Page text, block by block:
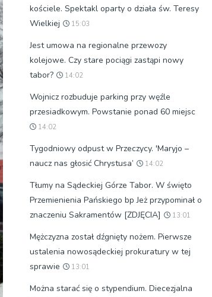
kościele. Spektakl oparty o działa św. Teresy
Wielkiej
15:03
Jest umowa na regionalne przewozy
kolejowe. Czy stare pociągi zastąpi nowy
tabor?
14:02
Wojnicz rozbuduje parking przy węźle
przesiadkowym. Powstanie ponad 60 miejsc
14:02
Tygodniowy odpust w Przeczycy. 'Maryjo –
naucz nas głosić Chrystusa’
14:02
Tłumy na Sądeckiej Górze Tabor. W święto
Przemienienia Pańskiego bp Jeż przypominał o
znaczeniu Sakramentów [ZDJĘCIA]
13:01
Mężczyzna został dźgnięty nożem. Pierwsze
ustalenia nowosądeckiej prokuratury w tej
sprawie
13:01
Można starać się o stypendium. Diecezjalna